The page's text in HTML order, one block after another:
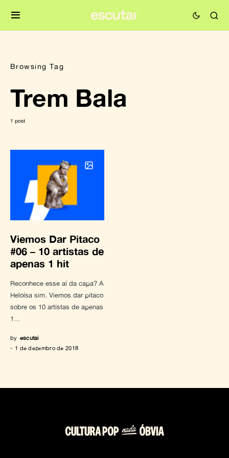
Browsing Tag
Trem Bala
1 post
Viemos Dar Pitaco
#06 – 10 artistas de
apenas 1 hit
Reconhece esse aí da capa? A
Heloísa sim. Viemos dar pitaco
sobre os 10 artistas de apenas
1…
by escutai
1 de dezembro de 2018